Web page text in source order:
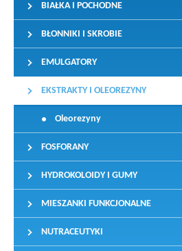
BIAŁKA I POCHODNE
BŁONNIKI I SKROBIE
EMULGATORY
EKSTRAKTY I OLEOREZYNY
Oleorezyny
FOSFORANY
HYDROKOLOIDY I GUMY
MIESZANKI FUNKCJONALNE
NUTRACEUTYKI